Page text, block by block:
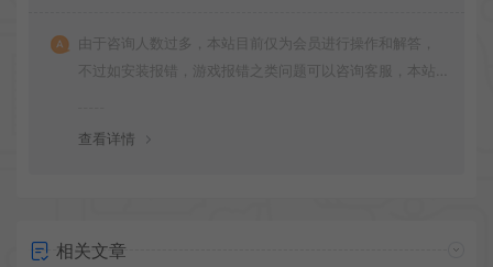
由于咨询人数过多，本站目前仅为会员进行操作和解答，
不过如安装报错，游戏报错之类问题可以咨询客服，本站
查看详情
相关文章